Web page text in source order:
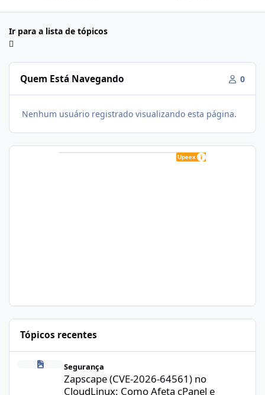
Ir para a lista de tópicos
Quem Está Navegando 0
Nenhum usuário registrado visualizando esta página.
Tópicos recentes
Zapscape (CVE-2026-64561) no CloudLinux: Como Afeta cPanel
Segurança
Zapscape (CVE-2026-64561) no
CloudLinux: Como Afeta cPanel e